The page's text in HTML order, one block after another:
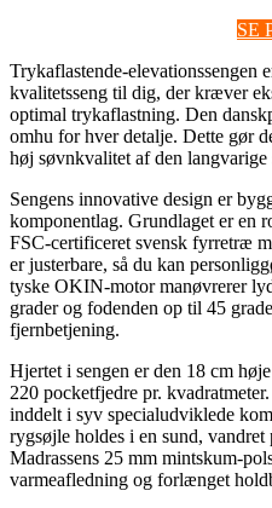
SE
Trykaflastende-elevationssengen
kvalitetsseng til dig, der kræver
optimal trykaflastning. Den
omhu for hver detalje. Dette gør
høj søvnkvalitet af den langvarige
Sengens innovative design er
komponentlag. Grundlaget er en
FSC-certificeret svensk fyrretræ
er justerbare, så du kan
tyske OKIN-motor manøvrerer
grader og fodenden op til 45
fjernbetjening.
Hjertet i sengen er den 18 cm
220 pocketfjedre pr.
inddelt i syv specialudviklede
rygsøjle holdes i en sund,
Madrassens 25 mm mintskum-
varmeafledning og forlænget